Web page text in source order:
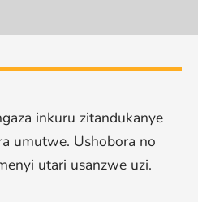
inkuru zitandukanye
umutwe. Ushobora no
utari usanzwe uzi.